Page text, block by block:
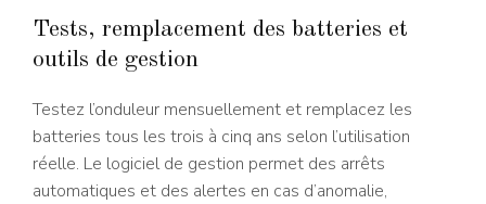
Tests, remplacement des batteries et
outils de gestion
Testez l’onduleur mensuellement et remplacez les
batteries tous les trois à cinq ans selon l’utilisation
réelle. Le logiciel de gestion permet des arrêts
automatiques et des alertes en cas d’anomalie,